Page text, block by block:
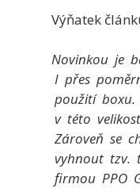
Výňatek
Novinkou je
I přes
použití boxu.
v této
Zároveň se
vyhnout tzv.
firmou PPO